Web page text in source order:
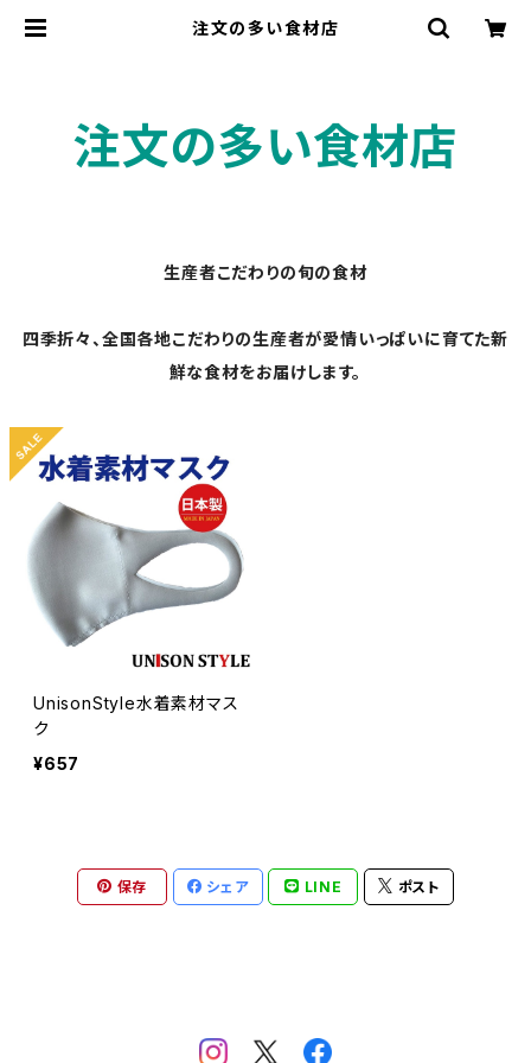
注文の多い食材店
注文の多い食材店
生産者こだわりの旬の食材
四季折々、全国各地こだわりの生産者が愛情いっぱいに育てた新
鮮な食材をお届けします。
UnisonStyle水着素材マス
ク
¥657
保存 シェア LINE ポスト